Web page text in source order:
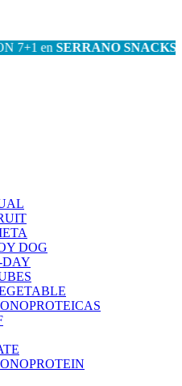
enSERRANO SNACKS|
DOG
DAY